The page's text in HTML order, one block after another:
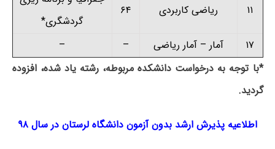
۱۱ ریاضی کاربردی ۶۴
گردشگری*
۱۷
آمار –آمار ریاضی –
–
*با توجه به درخواست دانشکده مربوطه، رشته یاد شده، افزوده
گردید.
اطلاعیه پذیرش ارشد بدون آزمون دانشگاه لرستان در سال ۹۸